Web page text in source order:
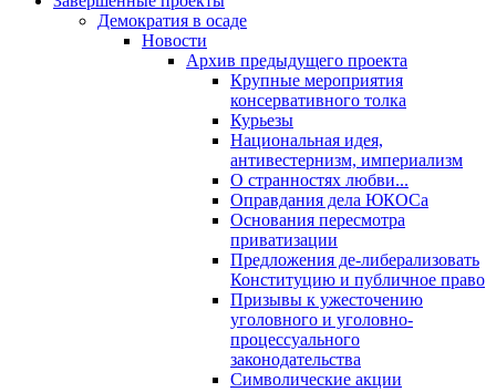
Демократия в осаде
Новости
Архив предыдущего проекта
Крупные мероприятия
консервативного толка
Курьезы
Национальная идея,
антивестернизм, империализм
О странностях любви...
Оправдания дела ЮКОСа
Основания пересмотра
приватизации
Предложения де-либерализовать
Конституцию и публичное право
Призывы к ужесточению
уголовного и уголовно-
процессуального
законодательства
Символические акции